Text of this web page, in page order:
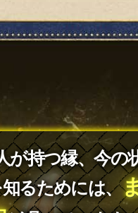
が持つ縁、今の
るためには、